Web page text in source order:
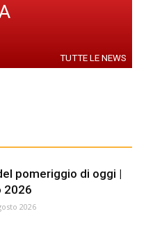
TUTTE LE NEWS
pomeriggio di oggi |
2026
2026